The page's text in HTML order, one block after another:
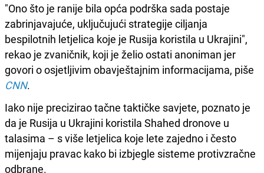
"Ono što je ranije bila opća podrška sada postaje
zabrinjavajuće, uključujući strategije ciljanja
bespilotnih letjelica koje je Rusija koristila u Ukrajini",
rekao je zvaničnik, koji je želio ostati anoniman jer
govori o osjetljivim obavještajnim informacijama, piše
CNN.
Iako nije precizirao tačne taktičke savjete, poznato je
da je Rusija u Ukrajini koristila Shahed dronove u
talasima – s više letjelica koje lete zajedno i često
mijenjaju pravac kako bi izbjegle sisteme protivzračne
odbrane.